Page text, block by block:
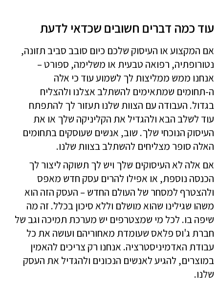
עוד כמה דברים חשובים שכדאי לדעת
אם המקצוע או העיסוק שלכם כיום סובב סביב תזונה,
נטורופתיה, רפואה טבעית או משלימה, ספורט –
אנחנו ממש ממליצות לך לשמוע עוד כי אלה
ה-תחומים שמתאימים להשתלב אצלנו ולהצליח
בגדול. העבודה עם הצוות שלנו תעזור לך להתפתח
עוד לשלב הבא ולהגדיל את הקליניקה שלך או את
העיסוק הנוכחי שלך. שוב, אנשים שעוסקים בתחומים
האלה סופר מצליחים להשתלב בצוות שלנו.
אם אלה לא העיסוקים שלך ויש לך תשוקה ליצור לך
הכנסה נוספת, או אפילו להרים עסק חדש מאפס
ולהצטרף למסחר של העולם החדש – העסק הזה הוא
משהו שגילינו שהוא מושלם וללא סיכון בכלל. זה מה
שיפה בו. לכל מי שמצטרפים יש מערכת תמיכה וגב של
חברת ג'וס פלאס שעומדת מאחוריהם ועושה את כל
עבודת האדמיניסטרציה. אנחנו רק צריכים להאמין
במוצרים, להגיע לאנשים הנכונים ולהגדיל את העסק
שלנו.